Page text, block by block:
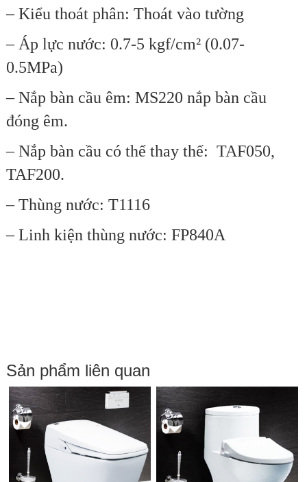
– Kiểu thoát phân: Thoát vào tường
– Áp lực nước: 0.7-5 kgf/cm² (0.07-
0.5MPa)
– Nắp bàn cầu êm: MS220 nắp bàn cầu
đóng êm.
– Nắp bàn cầu có thể thay thế: TAF050,
TAF200.
– Thùng nước: T1116
– Linh kiện thùng nước: FP840A
Sản phẩm liên quan